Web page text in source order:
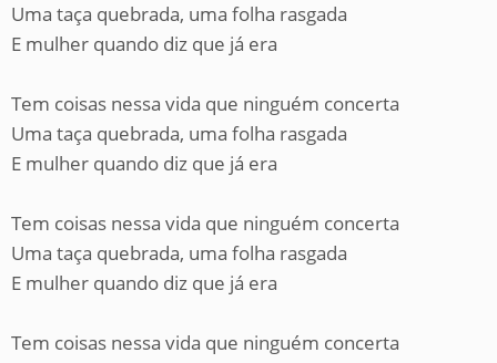
Uma taça quebrada, uma folha rasgada
E mulher quando diz que já era
Tem coisas nessa vida que ninguém concerta
Uma taça quebrada, uma folha rasgada
E mulher quando diz que já era
Tem coisas nessa vida que ninguém concerta
Uma taça quebrada, uma folha rasgada
E mulher quando diz que já era
Tem coisas nessa vida que ninguém concerta